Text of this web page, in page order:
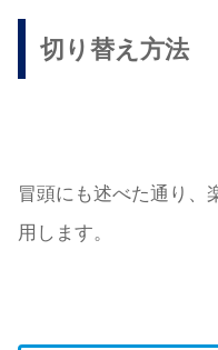
切り替え方法
冒頭にも述べた通り、
用します。